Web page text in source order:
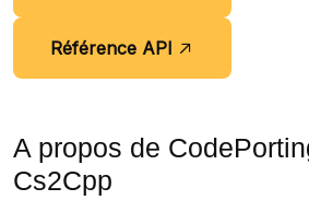
Référence API
A propos de
Cs2Cpp